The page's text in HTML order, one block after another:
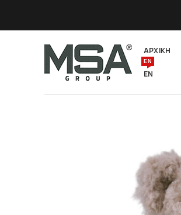
ΑΡΧΙΚΗ
EN
EN